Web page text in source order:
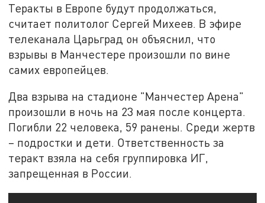
Теракты в Европе будут продолжаться,
считает политолог Сергей Михеев. В эфире
телеканала Царьград он объяснил, что
взрывы в Манчестере произошли по вине
самих европейцев.
Два взрыва на стадионе "Манчестер Арена"
произошли в ночь на 23 мая после концерта.
Погибли 22 человека, 59 ранены. Среди жертв
– подростки и дети. Ответственность за
теракт взяла на себя группировка ИГ,
запрещенная в России.